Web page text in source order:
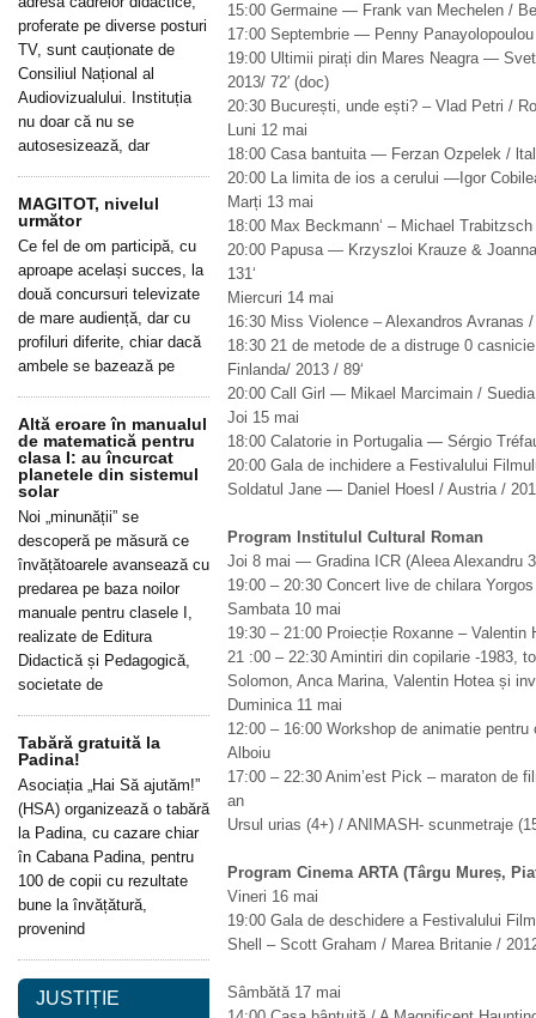
15:00 Germaine — Frank van Mechelen /
17:00 Septembrie — Penny
19:00 Ultimii pirați din Mares Neagra —
2013/ 72′ (doc)
20:30 București, unde ești? – Vlad Petri /
Luni 12 mai
18:00 Casa bantuita — Ferzan Ozpelek /
20:00 La limita de ios a cerului —Igor
Marți 13 mai
18:00 Max Beckmann‘ – Michael
20:00 Papusa — Krzyszloi Krauze &
131‘
Miercuri 14 mai
16:30 Miss Violence – Alexandros Avranas /
18:30 21 de metode de a distruge 0
Finlanda/ 2013 / 89‘
20:00 Call Girl — Mikael Marcimain / Suedia
Joi 15 mai
18:00 Calatorie in Portugalia — Sérgio
20:00 Gala de inchidere a Festivalului
Soldatul Jane — Daniel Hoesl / Austria /
Program lnstitulul Cultural Roman
Joi 8 mai — Gradina ICR (Aleea Alexandru
19:00 – 20:30 Concert live de chilara
Sambata 10 mai
19:30 – 21:00 Proiecție Roxanne – Valentin
21 :00 – 22:30 Amintiri din copilarie -1983,
Solomon, Anca Marina, Valentin Hotea și
Duminica 11 mai
12:00 – 16:00 Workshop de animatie
Alboiu
17:00 – 22:30 Anim’est Pick – maraton de
an
Ursul urias (4+) / ANIMASH- scunmetraje
Program Cinema ARTA (Târgu Mureș,
Vineri 16 mai
19:00 Gala de deschidere a Festivalului
Shell – Scott Graham / Marea Britanie /
Sâmbătă 17 mai
proferate pe diverse posturi
TV, sunt cauționate de
Consiliul Național al
Audiovizualului. Instituția
nu doar că nu se
autosesizează, dar
MAGITOT, nivelul
următor
Ce fel de om participă, cu
aproape același succes, la
două concursuri televizate
de mare audiență, dar cu
profiluri diferite, chiar dacă
ambele se bazează pe
Altă eroare în manualul
de matematică pentru
clasa I: au încurcat
planetele din sistemul
solar
Noi „minunății” se
descoperă pe măsură ce
învățătoarele avansează cu
predarea pe baza noilor
manuale pentru clasele I,
realizate de Editura
Didactică și Pedagogică,
societate de
Tabără gratuită la
Padina!
Asociația „Hai Să ajutăm!”
(HSA) organizează o tabără
la Padina, cu cazare chiar
în Cabana Padina, pentru
100 de copii cu rezultate
bune la învățătură,
provenind
JUSTIȚIE